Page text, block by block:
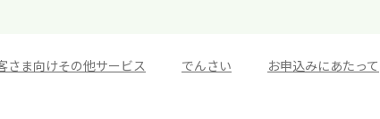
さま向けその他サービス でんさい お申込みにあたって